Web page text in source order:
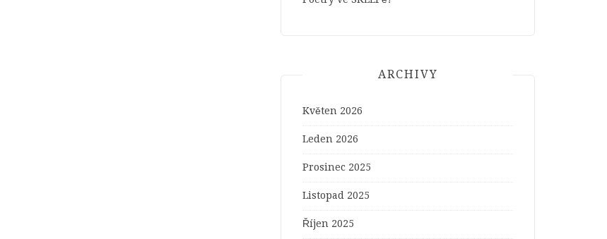
ARCHIVY
Květen 2026
Leden 2026
Prosinec 2025
Listopad 2025
Říjen 2025